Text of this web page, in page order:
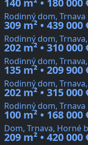
140 m² • 180 000
Rodinný dom, Trnava
309 m² • 439 000
Rodinný dom,
202 m² • 310 000
Rodinný dom,
135 m² • 209 900
Rodinný dom,
202 m² • 315 000
Rodinný dom, Trnava
100 m² • 168 000
Dom, Trnava, Horné
209 m² • 420 000